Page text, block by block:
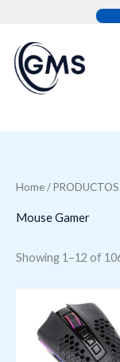
content
Home/PRODUCTOS
Mouse Gamer
Showing 1–12 of